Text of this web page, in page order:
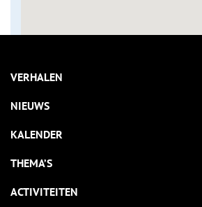
VERHALEN
NIEUWS
KALENDER
THEMA’S
ACTIVITEITEN